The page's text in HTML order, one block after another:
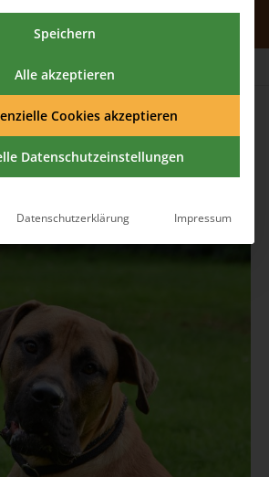
at 1896×2560 inDogo Canario Floh
Speichern
Alle akzeptieren
Cookies akzeptieren
Datenschutzeinstellungen
Datenschutzerklärung Impressum